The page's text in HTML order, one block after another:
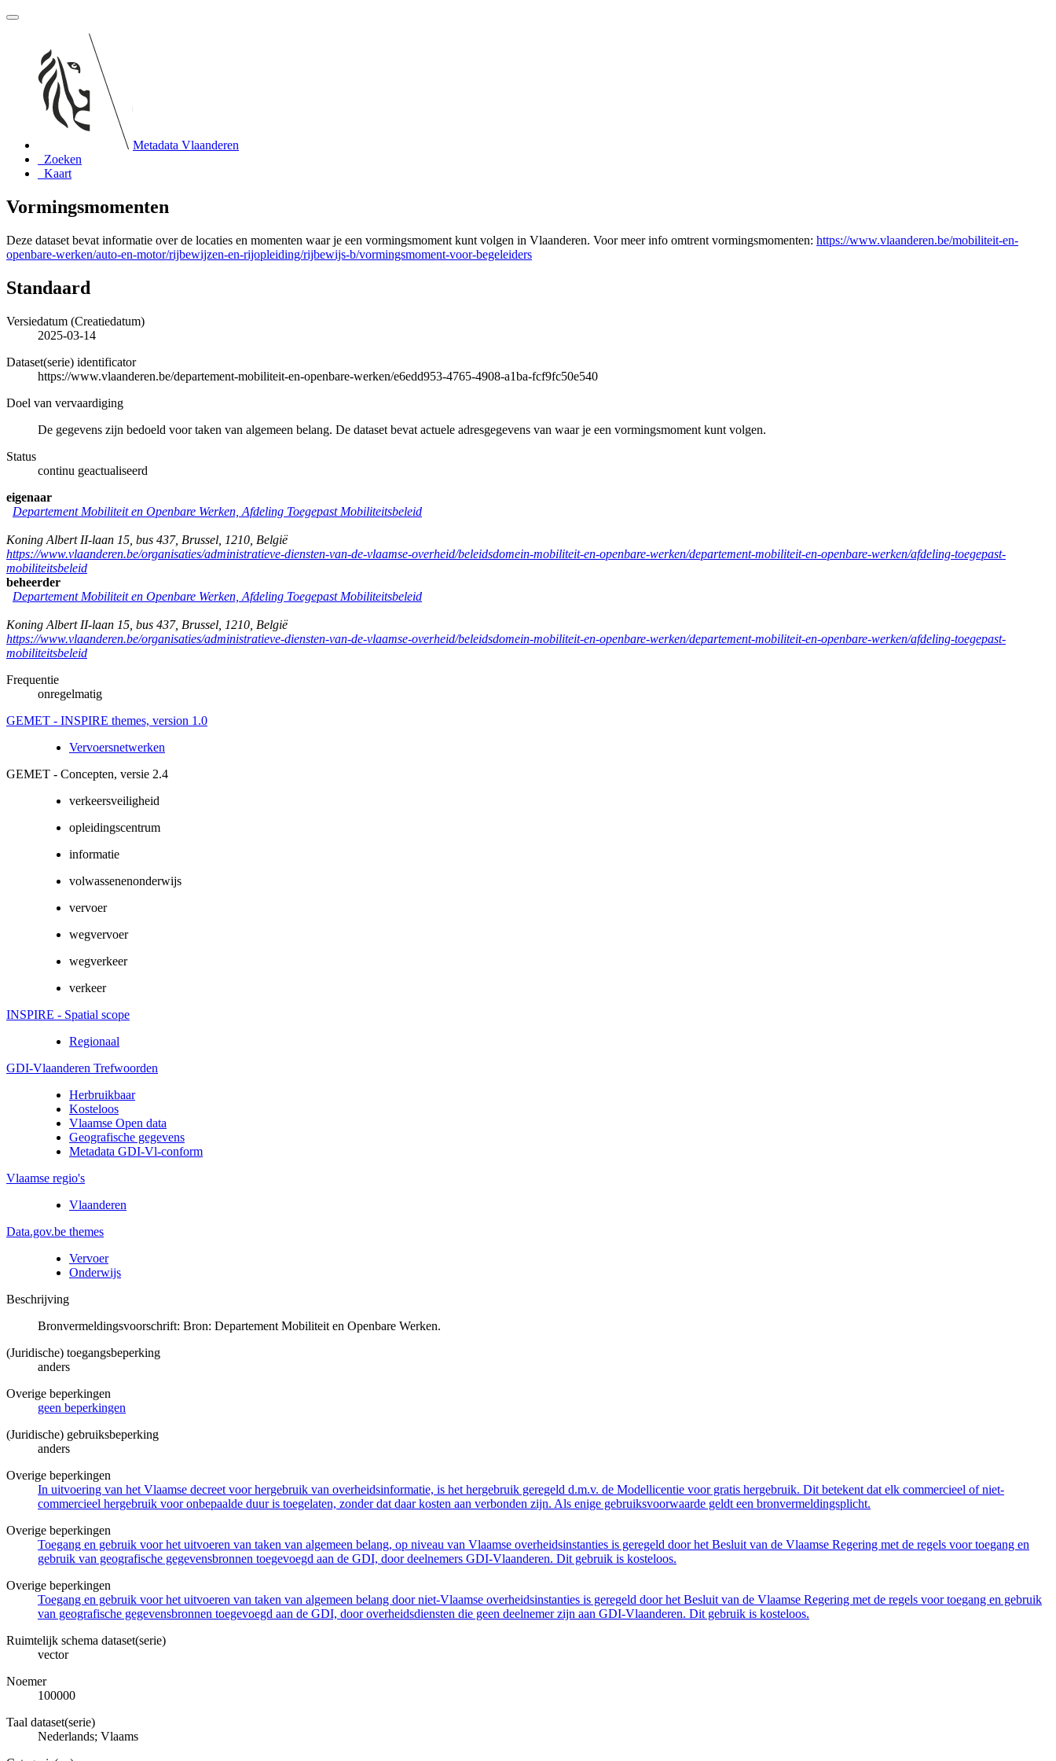
Metadata Vlaanderen
Zoeken
Kaart
Vormingsmomenten
Deze dataset bevat informatie over de locaties en momenten waar je een vormingsmoment kunt volgen in Vlaanderen. Voor meer info omtrent vormingsmomenten: https://www.vlaanderen.be/mobiliteit-en-
openbare-werken/auto-en-motor/rijbewijzen-en-rijopleiding/rijbewijs-b/vormingsmoment-voor-begeleiders
Standaard
Versiedatum (Creatiedatum)
2025-03-14
Dataset(serie) identificator
https://www.vlaanderen.be/departement-mobiliteit-en-openbare-werken/e6edd953-4765-4908-a1ba-fcf9fc50e540
Doel van vervaardiging
De gegevens zijn bedoeld voor taken van algemeen belang. De dataset bevat actuele adresgegevens van waar je een vormingsmoment kunt volgen.
Status
continu geactualiseerd
eigenaar
Departement Mobiliteit en Openbare Werken, Afdeling Toegepast Mobiliteitsbeleid
Koning Albert II-laan 15, bus 437, Brussel 1210 België
https://www.vlaanderen.be/organisaties/administratieve-diensten-van-de-vlaamse-overheid/beleidsdomein-mobiliteit-en-openbare-werken/departement-mobiliteit-en-openbare-werken/afdeling-toegepast-
mobiliteitsbeleid
beheerder
Departement Mobiliteit en Openbare Werken, Afdeling Toegepast Mobiliteitsbeleid
Koning Albert II-laan 15, bus 437, Brussel 1210 België
https://www.vlaanderen.be/organisaties/administratieve-diensten-van-de-vlaamse-overheid/beleidsdomein-mobiliteit-en-openbare-werken/departement-mobiliteit-en-openbare-werken/afdeling-toegepast-
mobiliteitsbeleid
Frequentie
onregelmatig
GEMET - INSPIRE themes, version 1.0
Vervoersnetwerken
GEMET - Concepten, versie 2.4
verkeersveiligheid
opleidingscentrum
informatie
volwassenenonderwijs
vervoer
wegvervoer
wegverkeer
verkeer
INSPIRE - Spatial scope
Regionaal
GDI-Vlaanderen Trefwoorden
Herbruikbaar
Kosteloos
Vlaamse Open data
Geografische gegevens
Metadata GDI-Vl-conform
Vlaamse regio's
Vlaanderen
Data.gov.be themes
Vervoer
Onderwijs
Beschrijving
Bronvermeldingsvoorschrift: Bron: Departement Mobiliteit en Openbare Werken.
(Juridische) toegangsbeperking
anders
Overige beperkingen
geen beperkingen
(Juridische) gebruiksbeperking
anders
Overige beperkingen
In uitvoering van het Vlaamse decreet voor hergebruik van overheidsinformatie, is het hergebruik geregeld d.m.v. de Modellicentie voor gratis hergebruik. Dit betekent dat elk commercieel of niet-
commercieel hergebruik voor onbepaalde duur is toegelaten, zonder dat daar kosten aan verbonden zijn. Als enige gebruiksvoorwaarde geldt een bronvermeldingsplicht.
Overige beperkingen
Toegang en gebruik voor het uitvoeren van taken van algemeen belang, op niveau van Vlaamse overheidsinstanties is geregeld door het Besluit van de Vlaamse Regering met de regels voor toegang en
gebruik van geografische gegevensbronnen toegevoegd aan de GDI, door deelnemers GDI-Vlaanderen. Dit gebruik is kosteloos.
Overige beperkingen
Toegang en gebruik voor het uitvoeren van taken van algemeen belang door niet-Vlaamse overheidsinstanties is geregeld door het Besluit van de Vlaamse Regering met de regels voor toegang en gebruik
van geografische gegevensbronnen toegevoegd aan de GDI, door overheidsdiensten die geen deelnemer zijn aan GDI-Vlaanderen. Dit gebruik is kosteloos.
Ruimtelijk schema dataset(serie)
vector
Noemer
100000
Taal dataset(serie)
Nederlands; Vlaams